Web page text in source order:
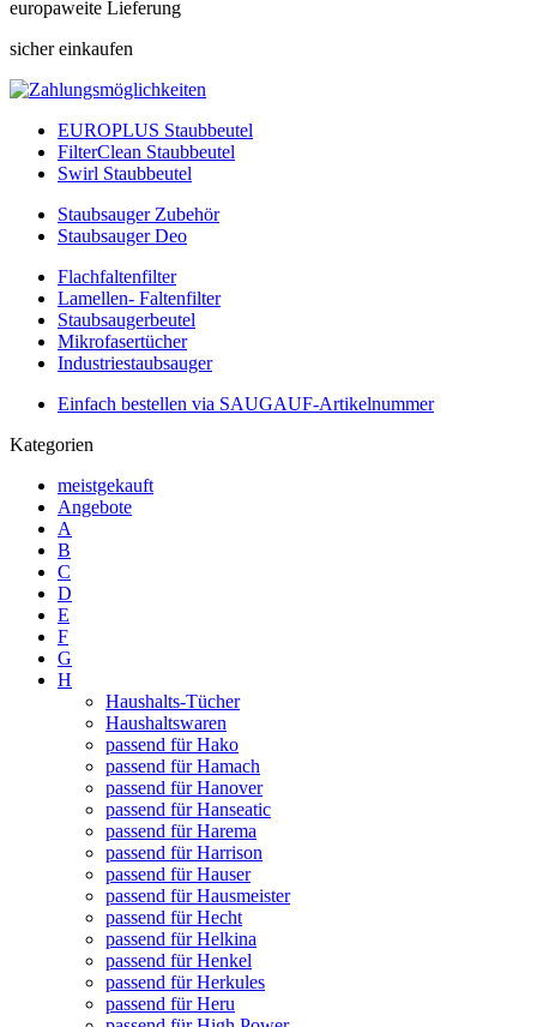
europaweite Lieferung
sicher einkaufen
EUROPLUS Staubbeutel
FilterClean Staubbeutel
Swirl Staubbeutel
Staubsauger Zubehör
Staubsauger Deo
Flachfaltenfilter
Lamellen- Faltenfilter
Staubsaugerbeutel
Mikrofasertücher
Industriestaubsauger
Einfach bestellen via SAUGAUF-Artikelnummer
Kategorien
meistgekauft
Angebote
A
B
C
D
E
F
G
H
Haushalts-Tücher
Haushaltswaren
passend für Hako
passend für Hamach
passend für Hanover
passend für Hanseatic
passend für Harema
passend für Harrison
passend für Hauser
passend für Hausmeister
passend für Hecht
passend für Helkina
passend für Henkel
passend für Herkules
passend für Heru